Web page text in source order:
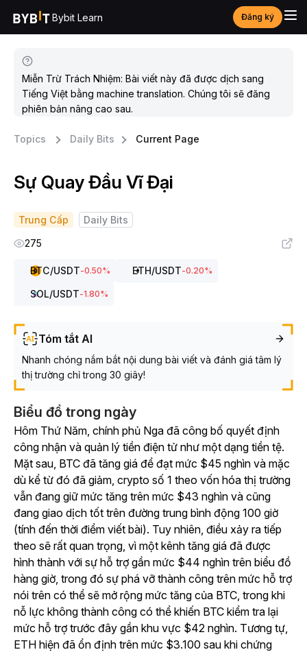
Bybit Learn Đăng ký
Miễn Trừ Trách Nhiệm: Bài viết này đã được dịch sang
Tiếng Việt bằng machine translation. Chúng tôi sẽ đăng
phiên bản nâng cao sau.
Topics Daily Bits Current Page
Sự Quay Đầu Vĩ Đại
Trung Cấp
Daily Bits
275
BTC/USDT-0.50% ETH/USDT-0.20%
SOL/USDT-1.80%
Tóm tắt AI
Nhanh chóng nắm bắt nội dung bài viết và đánh giá tâm lý
thị trường chỉ trong 30 giây!
Biểu đồ trong ngày
Hôm Thứ Năm, chính phủ Nga đã công bố quyết định
công nhận và quản lý tiền điện tử như một dạng tiền tệ.
Mặt sau, BTC đã tăng giá để đạt mức $45 nghìn và mặc
dù kể từ đó đã giảm, crypto số 1 theo vốn hóa thị trường
vẫn đang giữ mức tăng trên mức $43 nghìn và cũng
đang giao dịch tốt trên đường trung bình động 100 giờ
(tính đến thời điểm viết bài). Tuy nhiên, điều xảy ra tiếp
theo sẽ rất quan trọng, vì một kênh tăng giá đã được
hình thành với sự hỗ trợ gần mức $44 nghìn trên biểu đồ
hàng giờ, trong đó sự phá vỡ thành công trên mức hỗ trợ
nói trên có thể sẽ mở rộng mức tăng của BTC, trong khi
nỗ lực không thành công có thể khiến BTC kiểm tra lại
mức hỗ trợ trước đây gần khu vực $42 nghìn. Tương tự,
ETH hiện đã ổn định trên mức $3.100 sau khi chứng